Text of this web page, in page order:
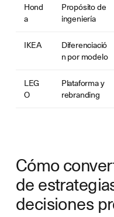
Hond
a
Propósito de
ingeniería
IKEA
Diferenciació
n por modelo
LEG
O
Plataforma y
rebranding
Cómo
de
decisiones